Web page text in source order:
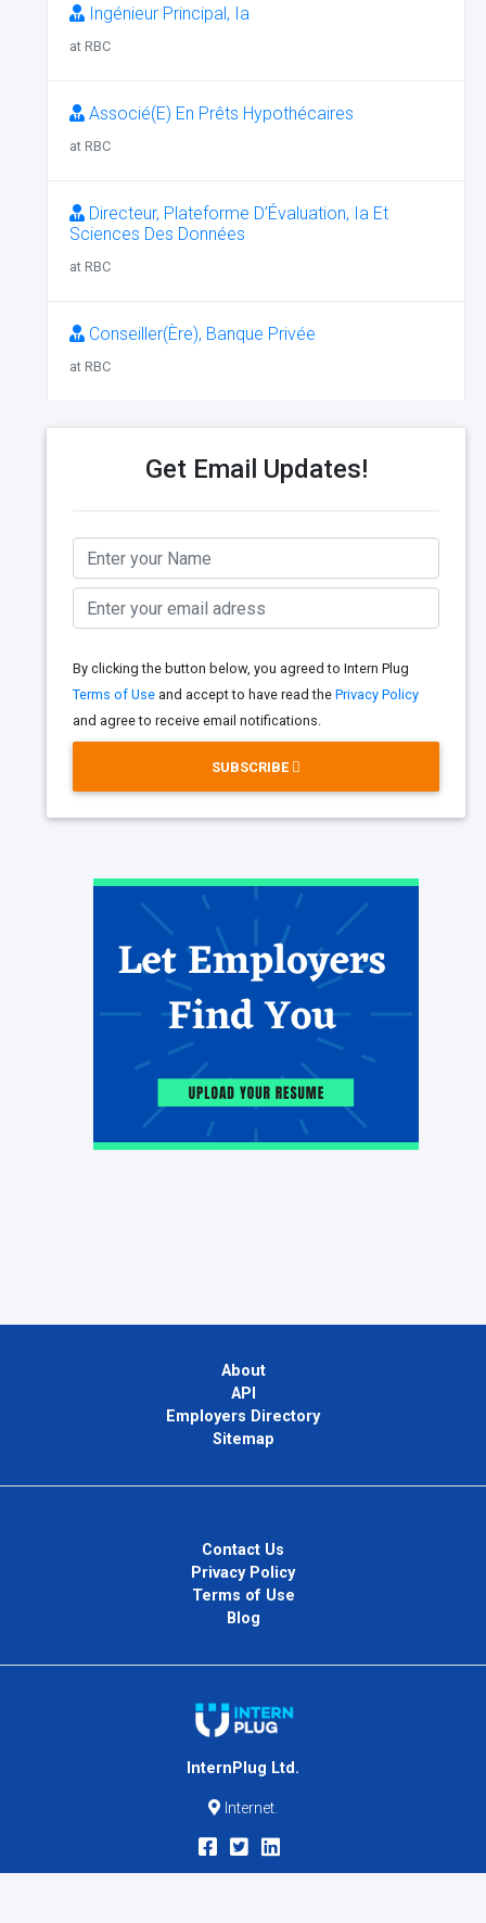
Ingénieur Principal, Ia
at RBC
Associé(E) En Prêts Hypothécaires
at RBC
Directeur, Plateforme D’Évaluation, Ia Et
Sciences Des Données
at RBC
Conseiller(Ère), Banque Privée
at RBC
Get Email Updates!
By clicking the button below, you agreed to Intern Plug
Terms of Use and accept to have read the Privacy Policy
and agree to receive email notifications.
SUBSCRIBE
About
API
Employers Directory
Sitemap
Contact Us
Privacy Policy
Terms of Use
Blog
InternPlug Ltd.
Internet.